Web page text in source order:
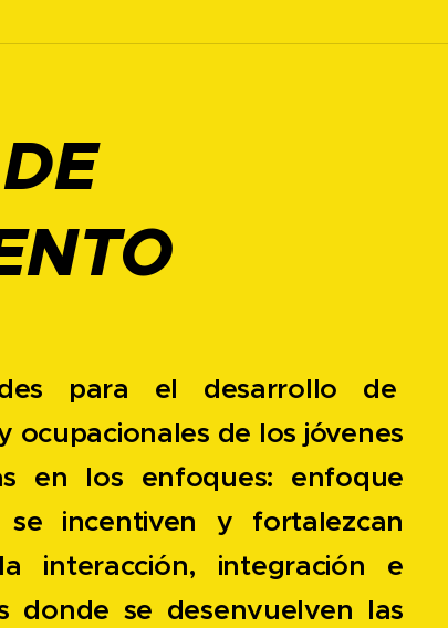
para el desarrollo de
ocupacionales de los jóvenes
en los enfoques: enfoque
incentiven y fortalezcan
interacción, integración e
donde se desenvuelven las